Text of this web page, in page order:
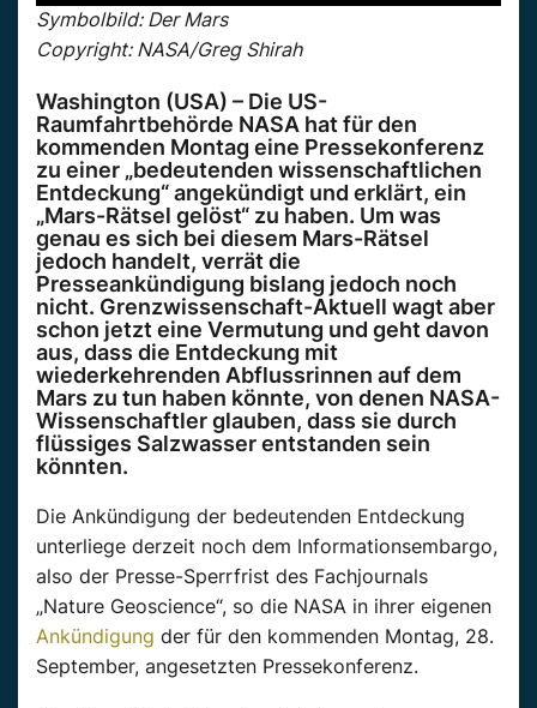
Symbolbild: Der Mars
Copyright: NASA/Greg Shirah
Washington (USA) – Die US-
Raumfahrtbehörde NASA hat für den
kommenden Montag eine Pressekonferenz
zu einer „bedeutenden wissenschaftlichen
Entdeckung“ angekündigt und erklärt, ein
„Mars-Rätsel gelöst“ zu haben. Um was
genau es sich bei diesem Mars-Rätsel
jedoch handelt, verrät die
Presseankündigung bislang jedoch noch
nicht. Grenzwissenschaft-Aktuell wagt aber
schon jetzt eine Vermutung und geht davon
aus, dass die Entdeckung mit
wiederkehrenden Abflussrinnen auf dem
Mars zu tun haben könnte, von denen NASA-
Wissenschaftler glauben, dass sie durch
flüssiges Salzwasser entstanden sein
könnten.
Die Ankündigung der bedeutenden Entdeckung
unterliege derzeit noch dem Informationsembargo,
also der Presse-Sperrfrist des Fachjournals
„Nature Geoscience“, so die NASA in ihrer eigenen
Ankündigung der für den kommenden Montag, 28.
September, angesetzten Pressekonferenz.